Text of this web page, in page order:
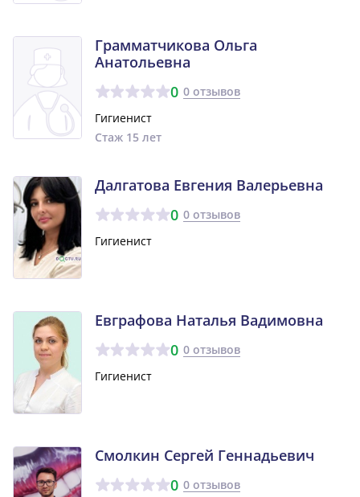
Грамматчикова Ольга
Анатольевна
0 0 отзывов
Гигиенист
Стаж 15 лет
Далгатова Евгения Валерьевна
0 0 отзывов
Гигиенист
Евграфова Наталья Вадимовна
0 0 отзывов
Гигиенист
Смолкин Сергей Геннадьевич
0 0 отзывов